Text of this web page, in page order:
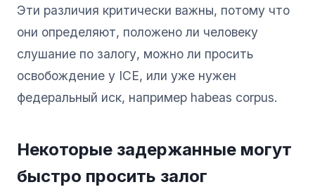
Эти различия критически важны, потому что
они определяют, положено ли человеку
слушание по залогу, можно ли просить
освобождение у ICE, или уже нужен
федеральный иск, например habeas corpus.
Некоторые задержанные могут
быстро просить залог